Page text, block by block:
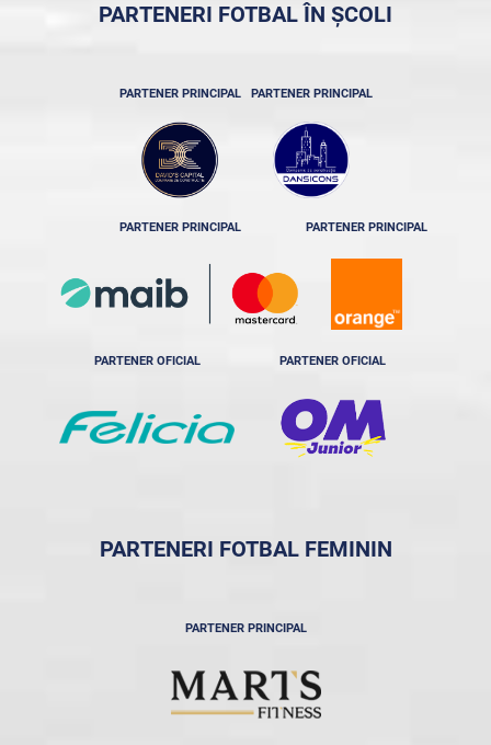
PARTENERI FOTBAL ÎN ȘCOLI
PARTENER PRINCIPAL PARTENER PRINCIPAL
PARTENER PRINCIPAL PARTENER PRINCIPAL
PARTENER OFICIAL PARTENER OFICIAL
PARTENERI FOTBAL FEMININ
PARTENER PRINCIPAL